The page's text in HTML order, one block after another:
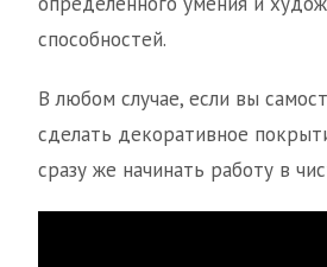
способностей.
В любом случае, если вы
сделать декоративное
сразу же начинать работу в